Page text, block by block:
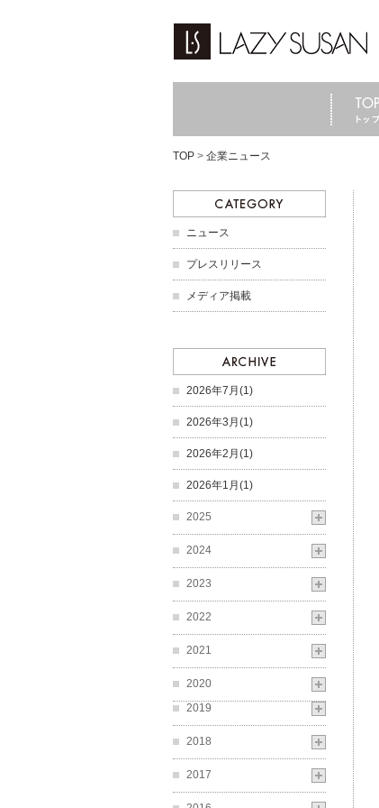
TOP > 企業ニュース
ニュース
プレスリリース
メディア掲載
2026年7月(1)
2026年3月(1)
2026年2月(1)
2026年1月(1)
2025
2024
2023
2022
2021
2020
2019
2018
2017